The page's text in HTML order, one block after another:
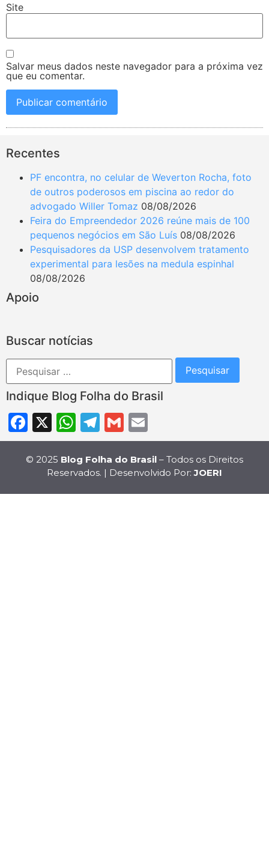
Site
Salvar meus dados neste navegador para a próxima vez
que eu comentar.
Recentes
PF encontra, no celular de Weverton Rocha, foto
de outros poderosos em piscina ao redor do
advogado Willer Tomaz 08/08/2026
Feira do Empreendedor 2026 reúne mais de 100
pequenos negócios em São Luís 08/08/2026
Pesquisadores da USP desenvolvem tratamento
experimental para lesões na medula espinhal
08/08/2026
Apoio
Buscar notícias
Indique Blog Folha do Brasil
Facebook
X WhatsApp
Telegram
Gmail
© 2025 Blog Folha do Brasil – Todos os Direitos
Reservados. | Desenvolvido Por:JOERI